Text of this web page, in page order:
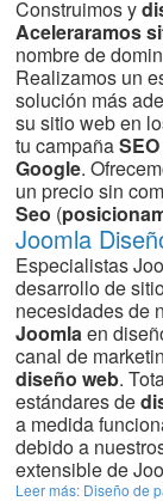
Construimos y
Aceleraramos
nombre de
Realizamos un
solución más
su sitio web en
tu campañaSEO
Google.
un precio sin
Seo (
Joomla
Especialistas
desarrollo de
necesidades de
Joomla en
canal de
diseño web.
estándares de
a medida
debido a
extensible de
Leer más: Diseño de